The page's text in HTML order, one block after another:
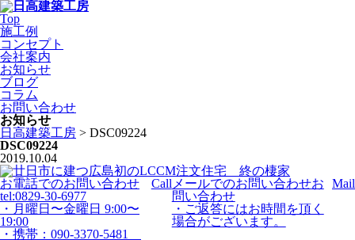
Top
施工例
コンセプト
会社案内
お知らせ
ブログ
コラム
お問い合わせ
お知らせ
日高建築工房 > DSC09224
DSC09224
2019.10.04
お電話でのお問い合わせ
tel:0829-30-6977
・月曜日〜金曜日 9:00〜
19:00
・携帯：090-3370-5481
Call メールでのお問い合わせお
問い合わせ
・ご返答にはお時間を頂く
場合がございます。
Mail